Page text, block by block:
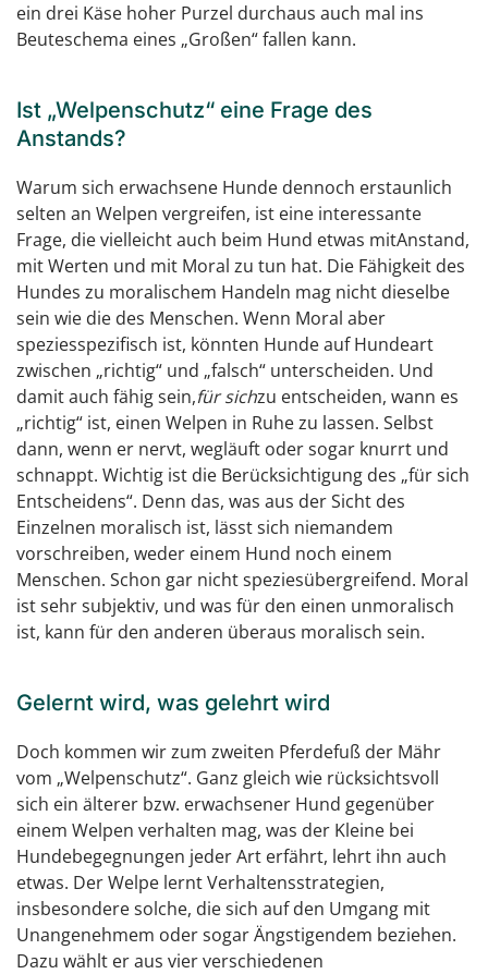
ein drei Käse hoher Purzel durchaus auch mal ins
Beuteschema eines „Großen“ fallen kann.
Ist „Welpenschutz“ eine Frage des
Anstands?
Warum sich erwachsene Hunde dennoch erstaunlich
selten an Welpen vergreifen, ist eine interessante
Frage, die vielleicht auch beim Hund etwas mitAnstand,
mit Werten und mit Moral zu tun hat. Die Fähigkeit des
Hundes zu moralischem Handeln mag nicht dieselbe
sein wie die des Menschen. Wenn Moral aber
speziesspezifisch ist, könnten Hunde auf Hundeart
zwischen „richtig“ und „falsch“ unterscheiden. Und
damit auch fähig sein,für sichzu entscheiden, wann es
„richtig“ ist, einen Welpen in Ruhe zu lassen. Selbst
dann, wenn er nervt, wegläuft oder sogar knurrt und
schnappt. Wichtig ist die Berücksichtigung des „für sich
Entscheidens“. Denn das, was aus der Sicht des
Einzelnen moralisch ist, lässt sich niemandem
vorschreiben, weder einem Hund noch einem
Menschen. Schon gar nicht speziesübergreifend. Moral
ist sehr subjektiv, und was für den einen unmoralisch
ist, kann für den anderen überaus moralisch sein.
Gelernt wird, was gelehrt wird
Doch kommen wir zum zweiten Pferdefuß der Mähr
vom „Welpenschutz“. Ganz gleich wie rücksichtsvoll
sich ein älterer bzw. erwachsener Hund gegenüber
einem Welpen verhalten mag, was der Kleine bei
Hundebegegnungen jeder Art erfährt, lehrt ihn auch
etwas. Der Welpe lernt Verhaltensstrategien,
insbesondere solche, die sich auf den Umgang mit
Unangenehmem oder sogar Ängstigendem beziehen.
Dazu wählt er aus vier verschiedenen